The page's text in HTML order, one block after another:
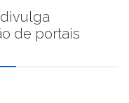
de portais